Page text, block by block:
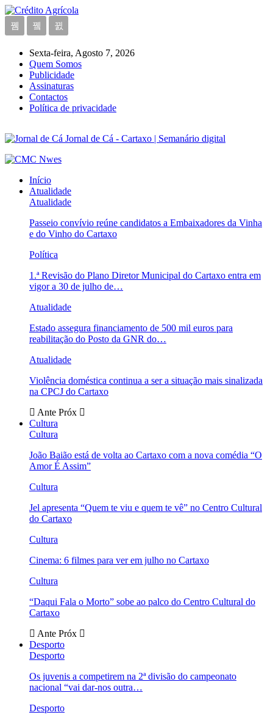
Sexta-feira, Agosto 7, 2026
Quem Somos
Publicidade
Assinaturas
Contactos
Política de privacidade
Jornal de Cá - Cartaxo | Semanário digital
Início
Atualidade
Atualidade
Passeio convívio reúne candidatos a Embaixadores da Vinha
e do Vinho do Cartaxo
Política
1.ª Revisão do Plano Diretor Municipal do Cartaxo entra em
vigor a 30 de julho de…
Atualidade
Estado assegura financiamento de 500 mil euros para
reabilitação do Posto da GNR do…
Atualidade
Violência doméstica continua a ser a situação mais sinalizada
na CPCJ do Cartaxo
Ante Próx
Cultura
Cultura
João Baião está de volta ao Cartaxo com a nova comédia “O
Amor É Assim”
Cultura
Jel apresenta “Quem te viu e quem te vê” no Centro Cultural
do Cartaxo
Cultura
Cinema: 6 filmes para ver em julho no Cartaxo
Cultura
“Daqui Fala o Morto” sobe ao palco do Centro Cultural do
Cartaxo
Ante Próx
Desporto
Desporto
Os juvenis a competirem na 2ª divisão do campeonato
nacional “vai dar-nos outra…
Desporto